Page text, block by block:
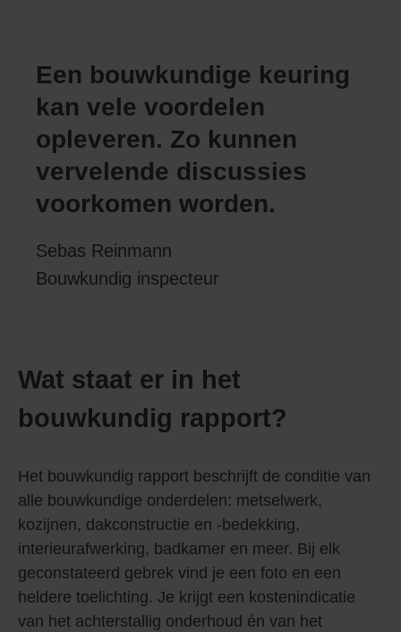
Een bouwkundige keuring
kan vele voordelen
opleveren. Zo kunnen
vervelende discussies
voorkomen worden.
Sebas Reinmann
Bouwkundig inspecteur
Wat staat er in het
bouwkundig rapport?
Het bouwkundig rapport beschrijft de conditie van
alle bouwkundige onderdelen: metselwerk,
kozijnen, dakconstructie en -bedekking,
interieurafwerking, badkamer en meer. Bij elk
geconstateerd gebrek vind je een foto en een
heldere toelichting. Je krijgt een kostenindicatie
van het achterstallig onderhoud én van het